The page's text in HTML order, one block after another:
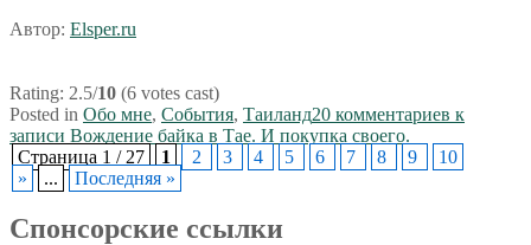
Автор: Elsper.ru
Rating: 2.5/10 (6 votes cast)
Posted in Обо мне, События, Таиланд20 комментариев к
записи Вождение байка в Тае. И покупка своего.
Страница 1 / 27
1 2 3 4 5 6 7 8 9
10
»
... Последняя »
Спoнcopcкиe ссылки